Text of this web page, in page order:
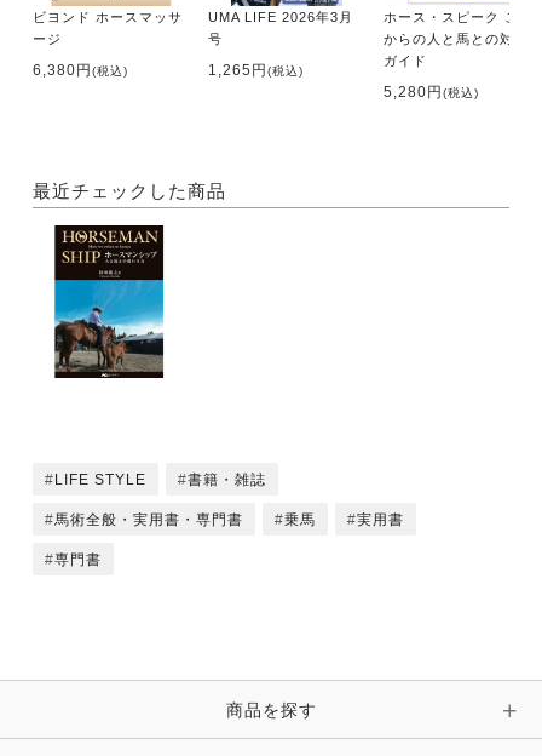
ビヨンド ホースマッサ
ージ
6,380円(税込)
UMA LIFE 2026年3月
号
1,265円(税込)
ホース・スピーク これ
からの人と馬との対話
ガイド
5,280円(税込)
最近チェックした商品
LIFE STYLE 書籍・雑誌
馬術全般・実用書・専門書 乗馬 実用書
専門書
商品を探す